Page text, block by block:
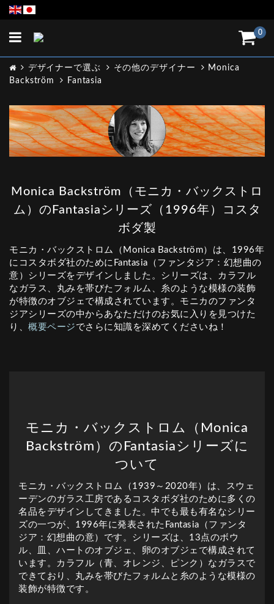
0
Toggle
デザイナーで選ぶ その他のデザイナー
Monica
Backström
Fantasia
Monica Backström（モニカ・バックストロ
ム）のFantasiaシリーズ（1996年）コスタ
ボダ製
モニカ・バックストロム（Monica Backström）は、1996年
にコスタボダ社のためにFantasia（ファンタジア：幻想曲の
意）シリーズをデザインしました。シリーズは、カラフル
なガラス、丸みを帯びたフォルム、糸のような模様の装飾
が特徴のオブジェで構成されています。モニカのファンタ
ジアシリーズの中からあなただけのお気に入りを見つけた
り、 概要ページ でさらに知識を深めてくださいね！
モニカ・バックストロム（Monica
Backström）のFantasiaシリーズに
ついて
モニカ・バックストロム（1939～2020年）は、スウェ
ーデンのガラス工房であるコスタボダ社のために多くの
名品をデザインしてきました。中でも最も有名なシリー
ズの一つが、1996年に発表されたFantasia（ファンタ
ジア：幻想曲の意）です。シリーズは、13点のボウ
ル、皿、ハートのオブジェ、卵のオブジェで構成されて
います。カラフル（青、オレンジ、ピンク）なガラスで
できており、丸みを帯びたフォルムと糸のような模様の
装飾が特徴です。